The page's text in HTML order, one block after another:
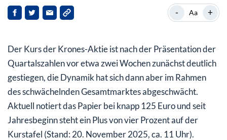
Krones mit mehr Umsatz und mehr Aufträgen
- Aa +
Der Kurs der Krones-Aktie ist nach der Präsentation der
Quartalszahlen vor etwa zwei Wochen zunächst deutlich
gestiegen, die Dynamik hat sich dann aber im Rahmen
des schwächelnden Gesamtmarktes abgeschwächt.
Aktuell notiert das Papier bei knapp 125 Euro und seit
Jahresbeginn steht ein Plus von vier Prozent auf der
Kurstafel (Stand: 20. November 2025, ca. 11 Uhr).